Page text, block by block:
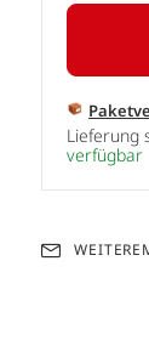
Lieferung
verfügbar